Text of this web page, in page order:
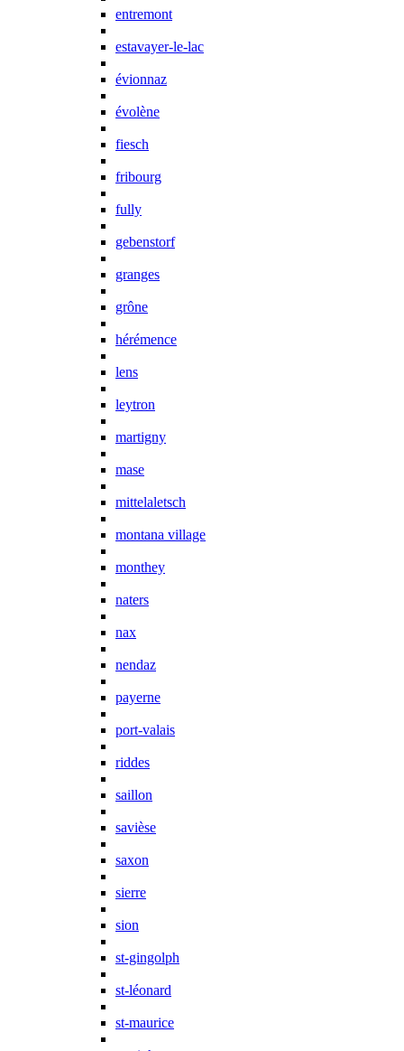
entremont
estavayer-le-lac
évionnaz
évolène
fiesch
fribourg
fully
gebenstorf
granges
grône
hérémence
lens
leytron
martigny
mase
mittelaletsch
montana village
monthey
naters
nax
nendaz
payerne
port-valais
riddes
saillon
savièse
saxon
sierre
sion
st-gingolph
st-léonard
st-maurice